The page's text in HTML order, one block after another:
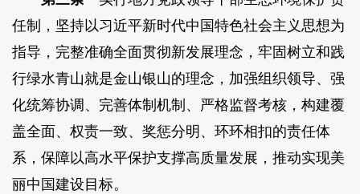
任制，坚持以习近平新时代中国特色社会主义思想为
指导，完整准确全面贯彻新发展理念，牢固树立和践
行绿水青山就是金山银山的理念，加强组织领导、强
化统筹协调、完善体制机制、严格监督考核，构建覆
盖全面、权责一致、奖惩分明、环环相扣的责任体
系，保障以高水平保护支撑高质量发展，推动实现美
丽中国建设目标。